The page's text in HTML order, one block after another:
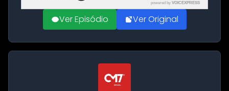
powered by VOICEXPRESS
Ver Episódio Ver Original